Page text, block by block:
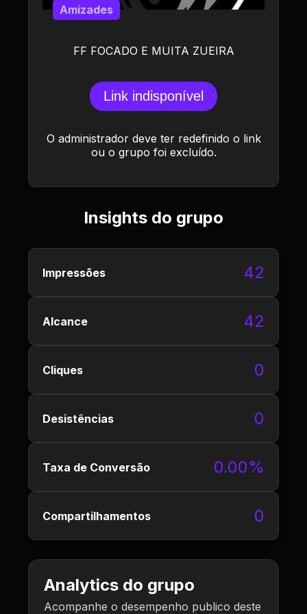
FF FOCADO E MUITA ZUEIRA
Amizades
Link indisponível
O administrador deve ter redefinido o link
ou o grupo foi excluído.
Insights do grupo
Impressões 42
Alcance 42
Cliques 0
Desistências 0
Taxa de Conversão 0.00%
Compartilhamentos 0
Analytics do grupo
Acompanhe o desempenho publico deste